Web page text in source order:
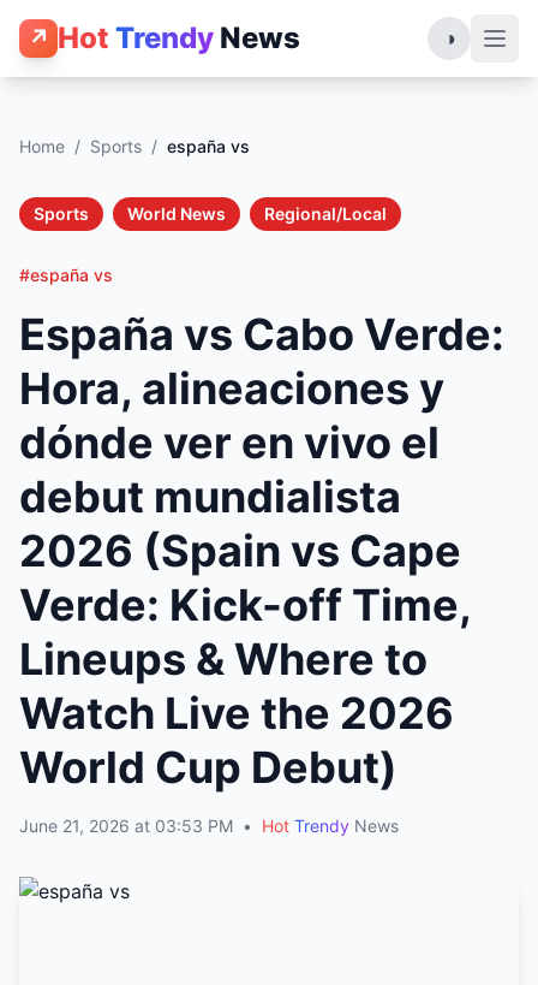
↗ Hot Trendy News ◑
Home / Sports / españa vs
Sports World News Regional/Local
#españa vs
España vs Cabo Verde:
Hora, alineaciones y
dónde ver en vivo el
debut mundialista
2026 (Spain vs Cape
Verde: Kick-off Time,
Lineups & Where to
Watch Live the 2026
World Cup Debut)
June 21, 2026 at 03:53 PM • Hot Trendy News